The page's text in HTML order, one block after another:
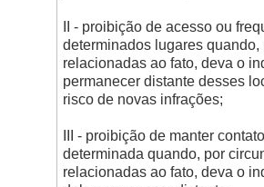
II - proibição de acesso ou
determinados lugares
relacionadas ao fato, deva o
permanecer distante desses
risco de novas infrações;
III - proibição de manter
determinada quando, por
relacionadas ao fato, deva o